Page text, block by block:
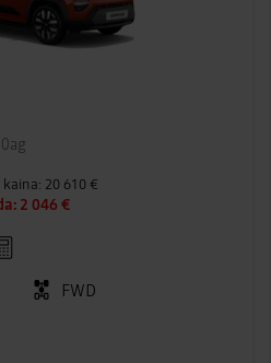
20 610 €
2 046 €
FWD